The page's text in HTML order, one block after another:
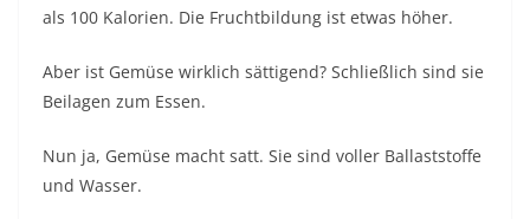
als 100 Kalorien. Die Fruchtbildung ist etwas höher.
Aber ist Gemüse wirklich sättigend? Schließlich sind sie
Beilagen zum Essen.
Nun ja, Gemüse macht satt. Sie sind voller Ballaststoffe
und Wasser.